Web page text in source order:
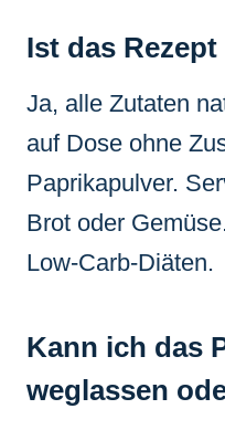
Ist das
Ja, alle Zutaten
auf Dose ohne
Paprikapulver.
Brot oder
Low-Carb-Diäten.
Kann ich das
weglassen